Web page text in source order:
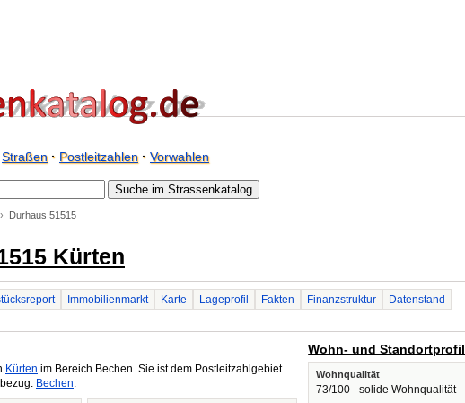
Straßen· Postleitzahlen· Vorwahlen
Durhaus 51515
Kürten
Immobilienmarkt Karte Lageprofil Fakten Finanzstruktur Datenstand
Kürten im Bereich Bechen. Sie ist dem Postleitzahlgebiet
Bechen.
Wohn- und Standortprofil
Wohnqualität
73/100 - solide Wohnqualität